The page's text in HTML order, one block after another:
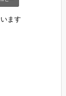
ます